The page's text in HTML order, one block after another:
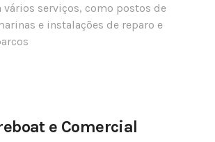
vários serviços, como postos de
e instalações de reparo e
e Comercial